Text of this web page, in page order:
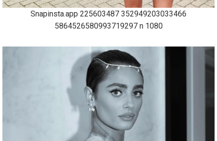
Snapinsta.app 225603487 352949203033466
5864526580993719297 n 1080